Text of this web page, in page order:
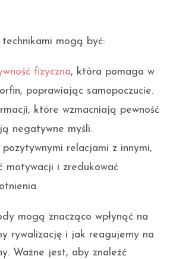
mogą być:
fizyczna, która pomaga w
poprawiając samopoczucie.
które wzmacniają pewność
negatywne myśli.
relacjami z innymi,
motywacji i zredukować
mogą znacząco wpłynąć na
rywalizację i jak reagujemy na
Ważne jest, aby znaleźć